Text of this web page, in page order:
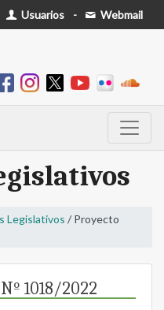
Usuarios - Webmail
Legislativos / Proyecto
1018/2022